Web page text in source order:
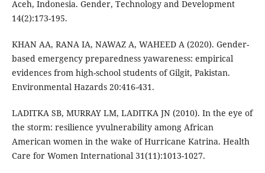
Aceh, Indonesia. Gender, Technology and Development
14(2):173-195.
KHAN AA, RANA IA, NAWAZ A, WAHEED A (2020). Gender-
based emergency preparedness yawareness: empirical
evidences from high-school students of Gilgit, Pakistan.
Environmental Hazards 20:416-431.
LADITKA SB, MURRAY LM, LADITKA JN (2010). In the eye of
the storm: resilience yvulnerability among African
American women in the wake of Hurricane Katrina. Health
Care for Women International 31(11):1013-1027.